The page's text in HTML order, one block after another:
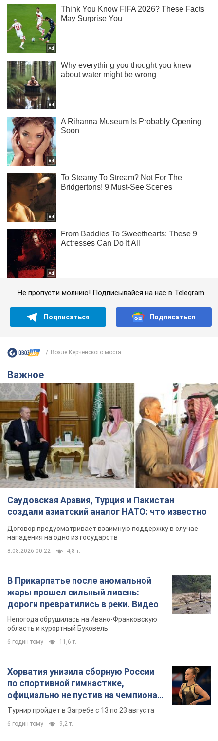
Не пропусти молнию! Подписывайся на нас в Telegram
Подписаться Подписаться
Возле Керченского моста...
Важное
Саудовская Аравия, Турция и Пакистан
создали азиатский аналог НАТО: что известно
Договор предусматривает взаимную поддержку в случае
нападения на одно из государств
8.08.2026 00:22 4,8 т.
В Прикарпатье после аномальной
жары прошел сильный ливень:
дороги превратились в реки. Видео
Непогода обрушилась на Ивано-Франковскую
область и курортный Буковель
6 годин тому 11,6 т.
Хорватия унизила сборную России
по спортивной гимнастике,
официально не пустив на чемпионат
Европы основных спортсменов
Турнир пройдет в Загребе с 13 по 23 августа
6 годин тому 9,2 т.